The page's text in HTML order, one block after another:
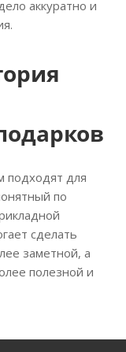
аккуратно и
подходят для
по
сделать
заметной, а
полезной и